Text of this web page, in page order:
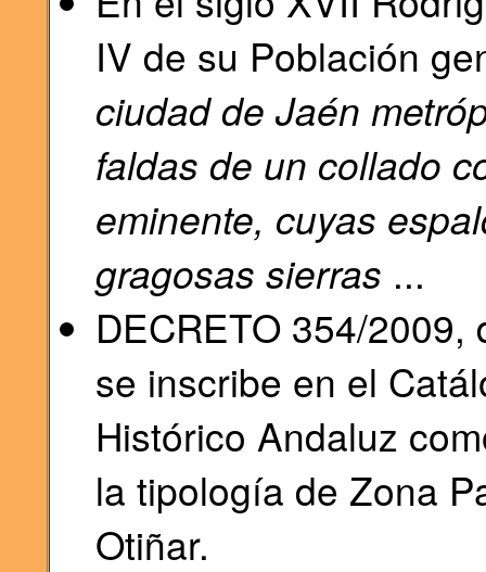
IV de su Población
ciudad de Jaén
faldas de un collado
eminente, cuyas
gragosas sierras ...
DECRETO 354/
se inscribe en el
Histórico Andaluz
la tipología de Zona
Otiñar.